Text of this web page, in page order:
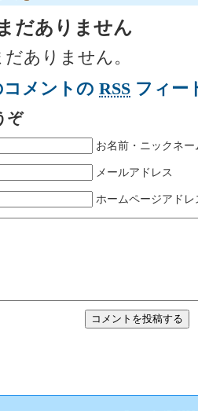
だありません
ありません。
メントの RSS フィー
ぞ
お名前・ニックネー
メールアドレス
ホームページアドレ